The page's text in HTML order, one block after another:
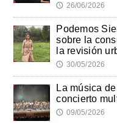
🕔 26/06/2026
Podemos
sobre la
la revisión
🕔 30/05/2026
La música
concierto
🕔 09/05/2026